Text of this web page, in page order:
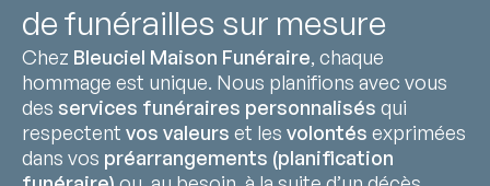
de funérailles sur mesure
Chez Bleuciel Maison Funéraire, chaque
hommage est unique. Nous planifions avec vous
des services funéraires personnalisés qui
respectent vos valeurs et les volontés exprimées
dans vos préarrangements (planification